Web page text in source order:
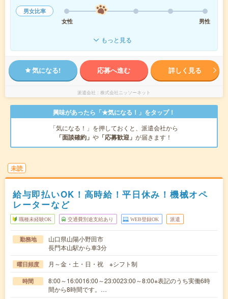
男女比率
女性
男性
もっと見る
気になる! 応募へ進む 詳しく見る
派遣会社 株式会社ニッソーネット
興味があったら「★気になる！」をタップ！
「気になる！」を押しておくと、派遣会社から
「面談確約」 や 「応募歓迎」 が届きます！
未読
給与即払いOK！高時給！平日休み！機械オペ
レーターなど
職種未経験OK 交通費別途支給あり WEB登録OK 派遣
勤務地
山口県山陽小野田市
長門本山駅から車3分
曜日頻度 月～金・土・日・祝 ※シフト制
時間
8:00～16:0016:00～23:0023:00～8:00※表記のうち実働6時
間から8時間です。…